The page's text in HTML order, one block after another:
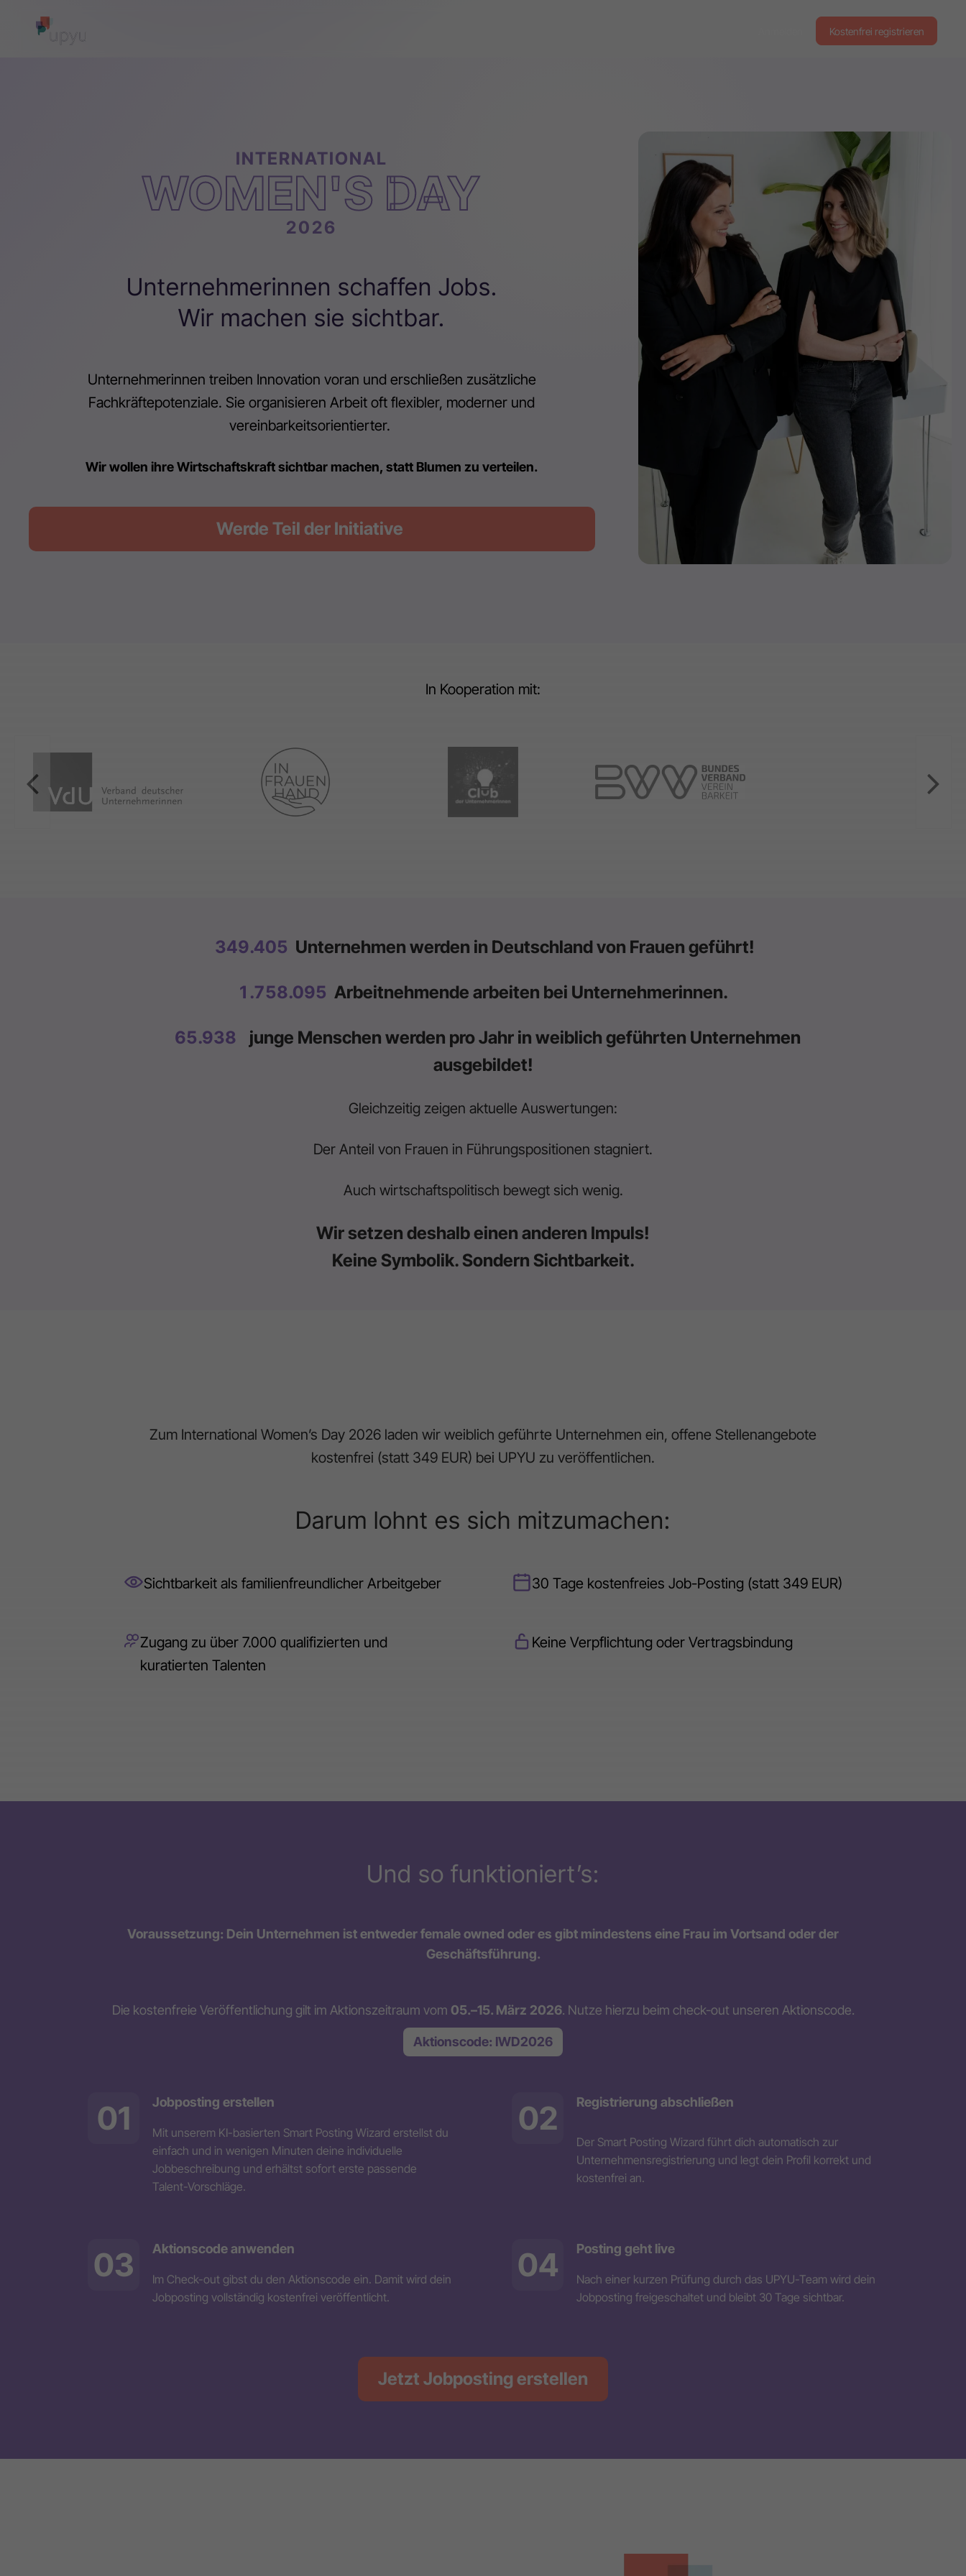
Kostenfrei registrieren
INTERNATIONAL
WOMEN'S DAY
2026
Unternehmerinnen schaffen Jobs.
Wir machen sie sichtbar.
Unternehmerinnen treiben Innovation voran und erschließen zusätzliche
Fachkräftepotenziale. Sie organisieren Arbeit oft flexibler, moderner und
vereinbarkeitsorientierter.
Wir wollen ihre Wirtschaftskraft sichtbar machen, statt Blumen zu verteilen.
Werde Teil der Initiative
In Kooperation mit:
424.712 Unternehmen werden in Deutschland von Frauen geführt!
2.166.945 Arbeitnehmende arbeiten bei Unternehmerinnen.
78.574
junge Menschen werden pro Jahr in weiblich geführten Unternehmen
ausgebildet!
Gleichzeitig zeigen aktuelle Auswertungen:
Der Anteil von Frauen in Führungspositionen stagniert.
Auch wirtschaftspolitisch bewegt sich wenig.
Wir setzen deshalb einen anderen Impuls!
Keine Symbolik. Sondern Sichtbarkeit.
Zum International Women’s Day 2026 laden wir weiblich geführte Unternehmen ein, offene Stellenangebote
kostenfrei (statt 349 EUR) bei UPYU zu veröffentlichen.
Darum lohnt es sich mitzumachen:
Sichtbarkeit als familienfreundlicher Arbeitgeber 30 Tage kostenfreies Job-Posting (statt 349 EUR)
Zugang zu über 7.000 qualifizierten und
kuratierten Talenten
Keine Verpflichtung oder Vertragsbindung
Und so funktioniert’s:
Voraussetzung: Dein Unternehmen ist entweder female owned oder es gibt mindestens eine Frau im Vortsand oder der
Geschäftsführung.
Die kostenfreie Veröffentlichung gilt im Aktionszeitraum vom 05.–15. März 2026. Nutze hierzu beim check-out unseren Aktionscode.
Aktionscode: IWD2026
01 Jobposting erstellen
Mit unserem KI-basierten Smart Posting Wizard erstellst du
einfach und in wenigen Minuten deine individuelle
Jobbeschreibung und erhältst sofort erste passende
Talent-Vorschläge.
02 Registrierung abschließen
Der Smart Posting Wizard führt dich automatisch zur
Unternehmensregistrierung und legt dein Profil korrekt und
kostenfrei an.
03 Aktionscode anwenden
Im Check-out gibst du den Aktionscode ein. Damit wird dein
Jobposting vollständig kostenfrei veröffentlicht.
04 Posting geht live
Nach einer kurzen Prüfung durch das UPYU-Team wird dein
Jobposting freigeschaltet und bleibt 30 Tage sichtbar.
Jetzt Jobposting erstellen